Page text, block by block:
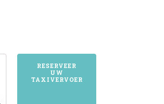
RESERVEER
UW
TAXIVERVOER